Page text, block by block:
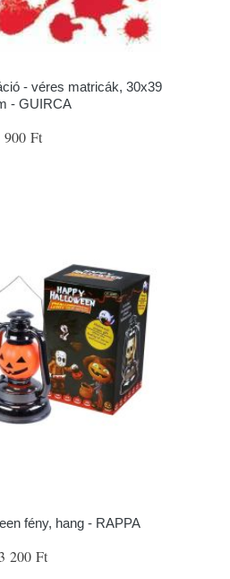
- véres matricák, 30x39
- GUIRCA
900 Ft
fény, hang - RAPPA
3 200 Ft